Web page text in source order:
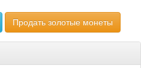
Продать золотые монеты